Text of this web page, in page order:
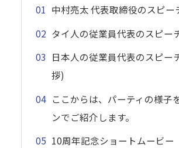
中村亮太 代表取締役のスピー
タイ人の従業員代表のスピー
日本人の従業員代表のスピー
拶)
ここからは、パーティの様子
ンでご紹介します。
10周年記念ショートムービー